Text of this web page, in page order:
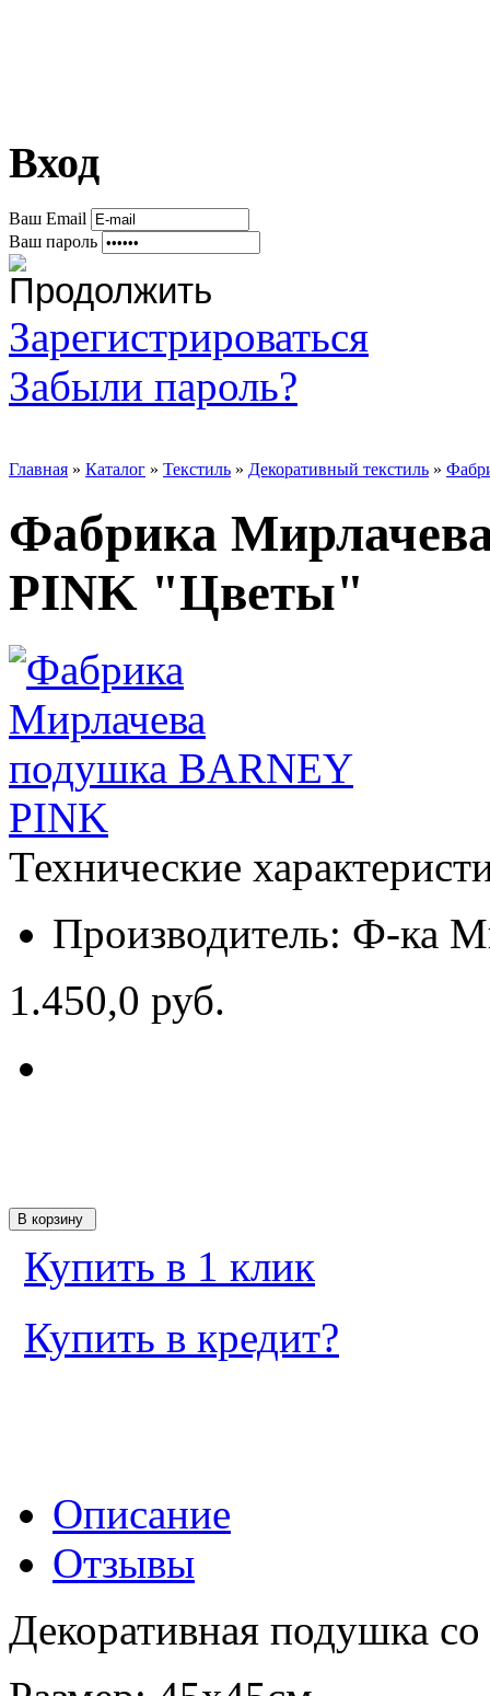
Вход
Ваш Email
Ваш пароль
Зарегистрироваться
Забыли пароль?
Главная » Каталог » Текстиль » Декоративный текстиль »
Фабрика
PINK "Цветы"
Технические
Производитель: Ф-ка
1.450,0 руб.
Купить в 1 клик
Купить в кредит?
Описание
Отзывы
Декоративная подушка